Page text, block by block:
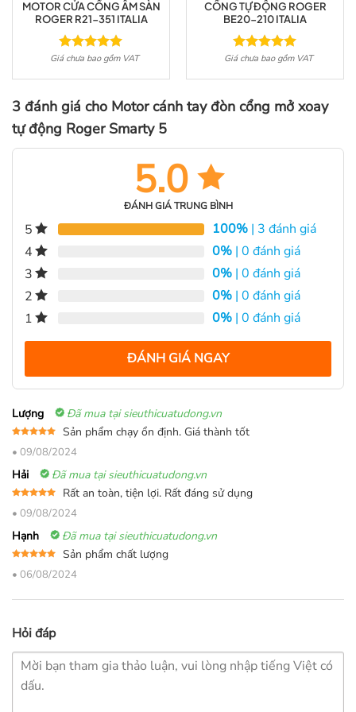
MOTOR CỬA CỔNG ÂM SÀN
ROGER R21-351 ITALIA
Được xếp
Giá chưa bao gồm VAT
CỔNG TỰ ĐỘNG ROGER
BE20-210 ITALIA
Được xếp
Giá chưa bao gồm VAT
3 đánh giá cho Motor cánh tay đòn cổng mở xoay
tự động Roger Smarty 5
5.0
ĐÁNH GIÁ TRUNG BÌNH
5 100% | 3 đánh giá
4
0% | 0 đánh giá
3
0% | 0 đánh giá
2
0% | 0 đánh giá
1
0% | 0 đánh giá
ĐÁNH GIÁ NGAY
Lượng Đã mua tại sieuthicuatudong.vn
hạng55
Sản phẩm chạy ổn định. Giá thành tốt
• 09/08/2024
Hải Đã mua tại sieuthicuatudong.vn
hạng55
Rất an toàn, tiện lợi. Rất đáng sử dụng
• 09/08/2024
Hạnh Đã mua tại sieuthicuatudong.vn
hạng55
Sản phẩm chất lượng
• 06/08/2024
Hỏi đáp